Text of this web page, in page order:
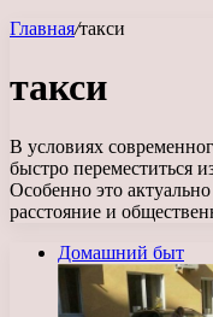
Главная/такси
такси
В условиях
быстро переместиться
Особенно это
расстояние и
Домашний быт